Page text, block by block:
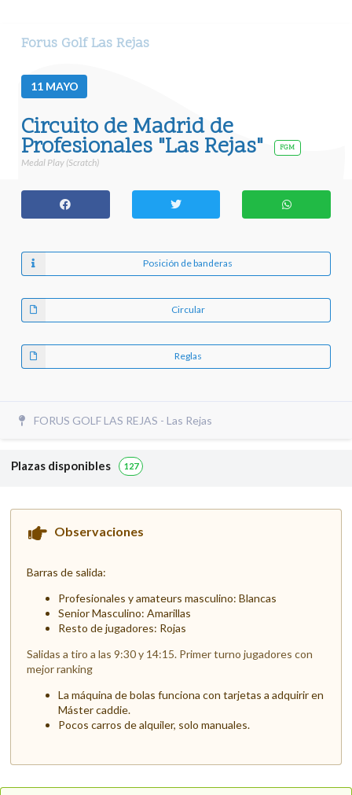
Forus Golf Las Rejas
11 MAYO
Circuito de Madrid de
Profesionales "Las Rejas" FGM
Medal Play (Scratch)
Posición de banderas
Circular
Reglas
FORUS GOLF LAS REJAS - Las Rejas
Plazas disponibles 127
Observaciones
Barras de salida:
Profesionales y amateurs masculino: Blancas
Senior Masculino: Amarillas
Resto de jugadores: Rojas
Salidas a tiro a las 9:30 y 14:15. Primer turno jugadores con
mejor ranking
La máquina de bolas funciona con tarjetas a adquirir en
Máster caddie.
Pocos carros de alquiler, solo manuales.